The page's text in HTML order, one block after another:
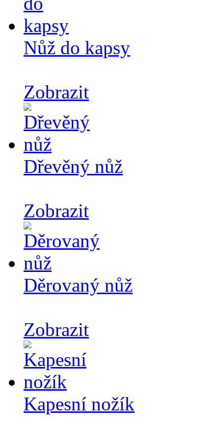
Nůž do kapsy
Zobrazit
Dřevěný nůž
Zobrazit
Děrovaný nůž
Zobrazit
Kapesní nožík